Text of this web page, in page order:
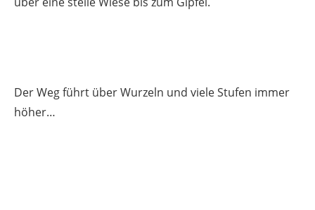
Der Weg führt über Wurzeln und viele Stufen immer
höher…